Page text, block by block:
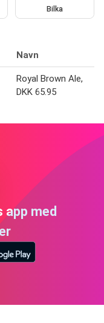
Bilka
Navn
Royal Brown Ale,
DKK 65.95
app med